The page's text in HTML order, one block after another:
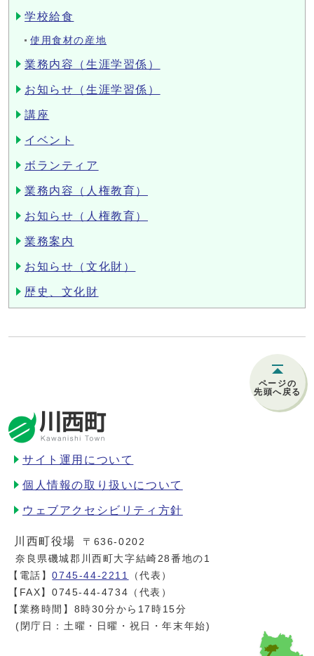
学校給食
使用食材の産地
業務内容（生涯学習係）
お知らせ（生涯学習係）
講座
イベント
ボランティア
業務内容（人権教育）
お知らせ（人権教育）
業務案内
お知らせ（文化財）
歴史、文化財
ページの
先頭へ戻る
サイト運用について
個人情報の取り扱いについて
ウェブアクセシビリティ方針
川西町役場
〒636-0202
奈良県磯城郡川西町大字結崎28番地の1
【電話】0745-44-2211
（代表）
【FAX】0745-44-4734（代表）
【業務時間】8時30分から17時15分
(閉庁日：土曜・日曜・祝日・年末年始)